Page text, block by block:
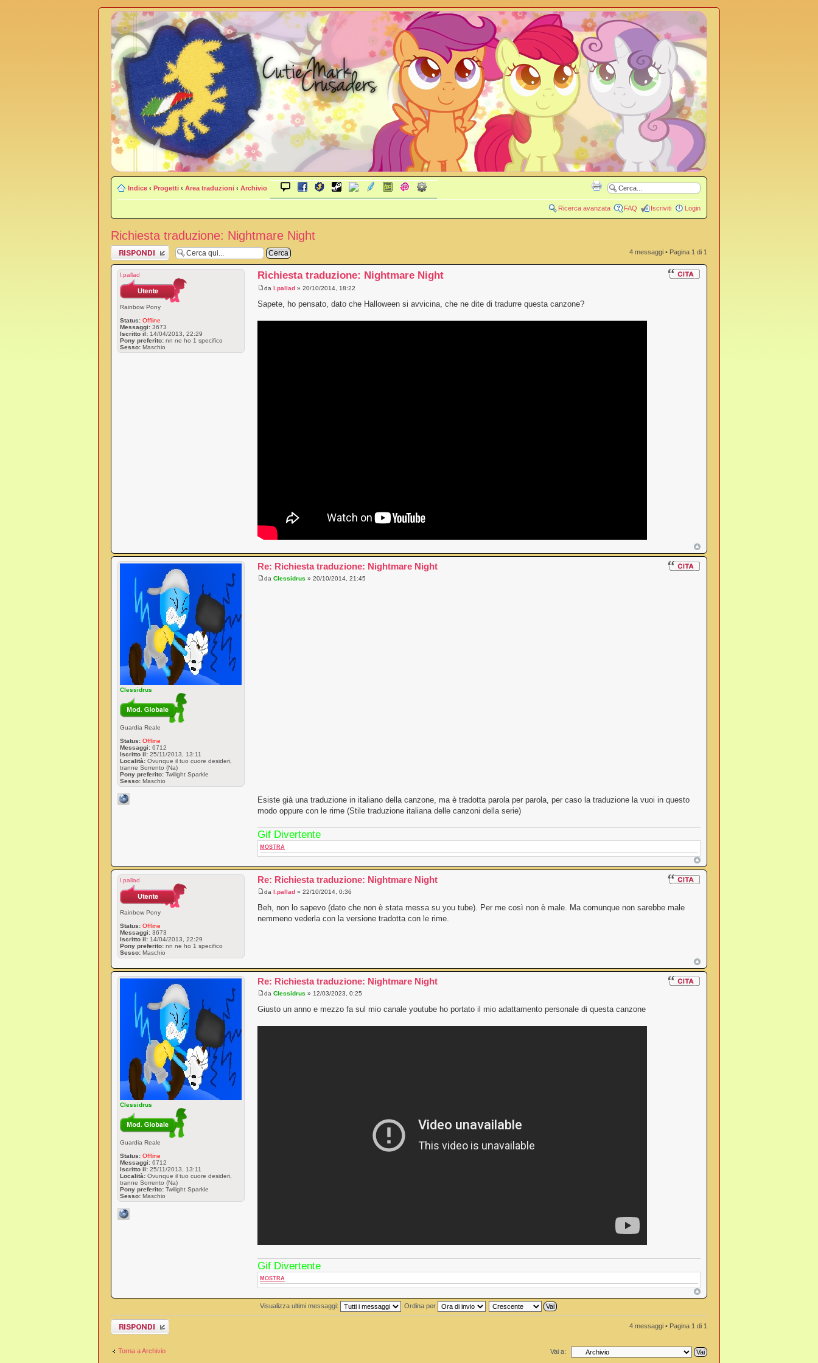
Indice ‹ Progetti ‹ Area traduzioni ‹ Archivio
Ricerca avanzata FAQ Iscriviti Login
Richiesta traduzione: Nightmare Night
Rispondi al
messaggio
4 messaggi • Pagina 1 di 1
Richiesta traduzione: Nightmare Night
da l.pallad» 20/10/2014, 18:22
Sapete, ho pensato, dato che Halloween si avvicina, che ne dite di tradurre questa canzone?
l.pallad
Rainbow Pony
Status: Offline
Messaggi: 3673
Iscritto il: 14/04/2013, 22:29
Pony preferito: nn ne ho 1 specifico
Sesso: Maschio
Re: Richiesta traduzione: Nightmare Night
da Clessidrus » 20/10/2014, 21:45
Esiste già una traduzione in italiano della canzone, ma è tradotta parola per parola, per caso la traduzione la vuoi in questo
modo oppure con le rime (Stile traduzione italiana delle canzoni della serie)
Gif Divertente
MOSTRA
Clessidrus
Guardia Reale
Status: Offline
Messaggi: 6712
Iscritto il: 25/11/2013, 13:11
Località: Ovunque il tuo cuore desideri,
tranne Sorrento (Na)
Pony preferito: Twilight Sparkle
Sesso: Maschio
Re: Richiesta traduzione: Nightmare Night
da l.pallad» 22/10/2014, 0:36
Beh, non lo sapevo (dato che non è stata messa su you tube). Per me così non è male. Ma comunque non sarebbe male
nemmeno vederla con la versione tradotta con le rime.
l.pallad
Rainbow Pony
Status: Offline
Messaggi: 3673
Iscritto il: 14/04/2013, 22:29
Pony preferito: nn ne ho 1 specifico
Sesso: Maschio
Re: Richiesta traduzione: Nightmare Night
da Clessidrus » 12/03/2023, 0:25
Giusto un anno e mezzo fa sul mio canale youtube ho portato il mio adattamento personale di questa canzone
Gif Divertente
MOSTRA
Clessidrus
Guardia Reale
Status: Offline
Messaggi: 6712
Iscritto il: 25/11/2013, 13:11
Località: Ovunque il tuo cuore desideri,
tranne Sorrento (Na)
Pony preferito: Twilight Sparkle
Sesso: Maschio
Visualizza ultimi messaggi: Ordina per
Rispondi al
messaggio
4 messaggi • Pagina 1 di 1
Torna a Archivio Vai a: